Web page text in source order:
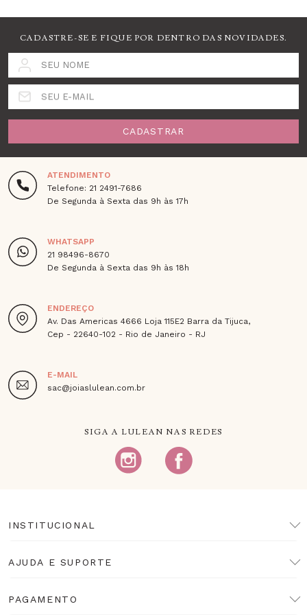
CADASTRE-SE E FIQUE POR DENTRO DAS NOVIDADES.
SEU NOME
SEU E-MAIL
CADASTRAR
ATENDIMENTO
Telefone: 21 2491-7686
De Segunda à Sexta das 9h às 17h
WHATSAPP
21 98496-8670
De Segunda à Sexta das 9h às 18h
ENDEREÇO
Av. Das Americas 4666 Loja 115E2 Barra da Tijuca,
Cep - 22640-102 - Rio de Janeiro - RJ
E-MAIL
sac@joiaslulean.com.br
SIGA A LULEAN NAS REDES
INSTITUCIONAL
AJUDA E SUPORTE
PAGAMENTO